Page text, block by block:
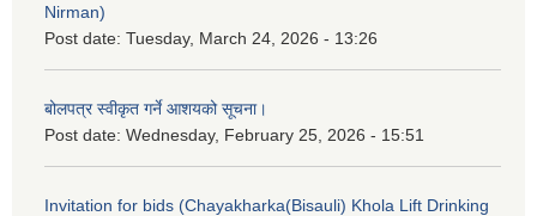
Nirman)
Post date: Tuesday, March 24, 2026 - 13:26
बोलपत्र स्वीकृत गर्ने आशयको सूचना।
Post date: Wednesday, February 25, 2026 - 15:51
Invitation for bids (Chayakharka(Bisauli) Khola Lift Drinking